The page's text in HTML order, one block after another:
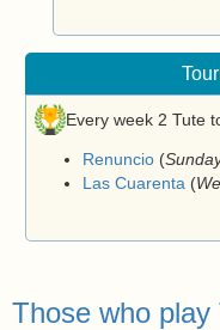
Every week 2 Tute
Renuncio (
Las Cuarenta (
Those who